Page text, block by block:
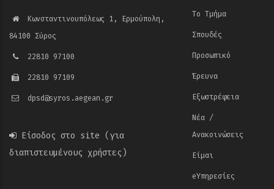
Κωνσταντινουπόλεως 1, Ερμούπολη,
84100 Σύρος
22810 97100
22810 97109
dpsd@syros.aegean.gr
Είσοδος στο site (για
διαπιστευμένους χρήστες)
Το Τμήμα
Σπουδές
Προσωπικό
Έρευνα
Εξωστρέφεια
Νέα /
Ανακοινώσεις
Είμαι
eΥπηρεσίες